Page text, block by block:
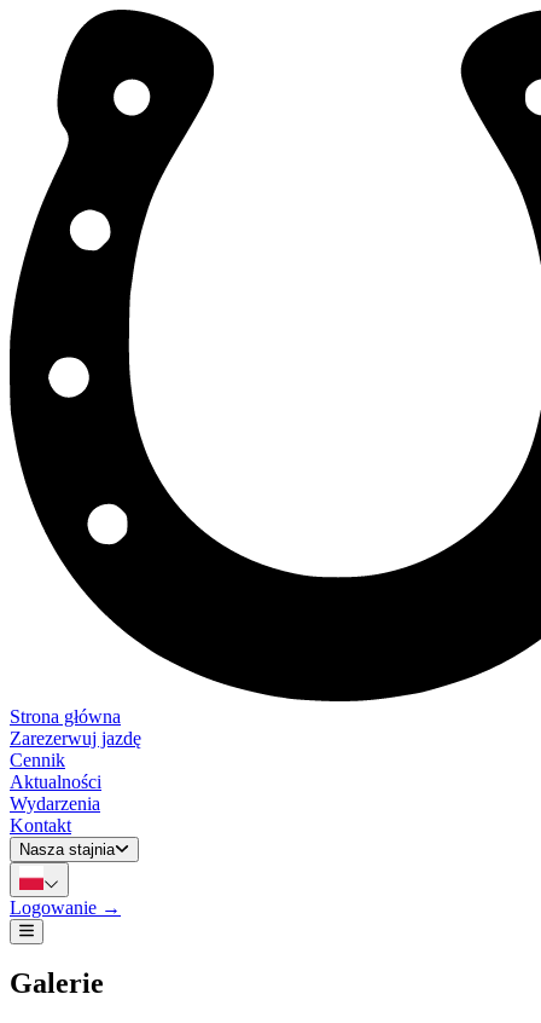
Stajnia Testowa
Strona główna
Zarezerwuj jazdę
Cennik
Aktualności
Wydarzenia
Kontakt
Nasza stajnia
Nasza stajnia
Logowanie →
Otwórz główne menu
Galerie